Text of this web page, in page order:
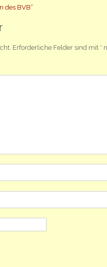
des BVB“
Erforderliche Felder sind mit *